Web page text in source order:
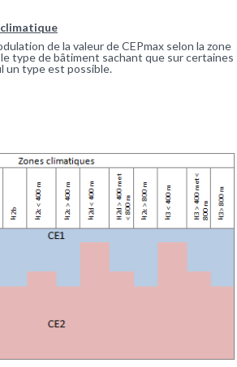
de la valeur de CEPmax selon la zone
type de bâtiment sachant que sur certaines
un type est possible.